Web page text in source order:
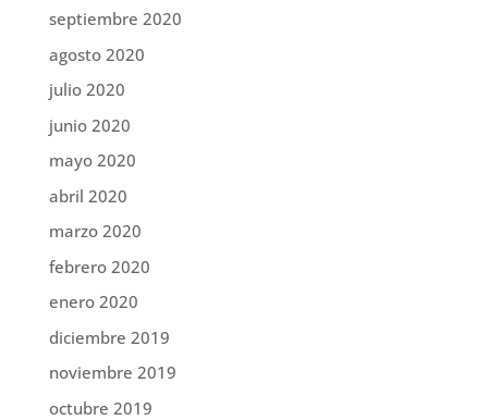
septiembre 2020
agosto 2020
julio 2020
junio 2020
mayo 2020
abril 2020
marzo 2020
febrero 2020
enero 2020
diciembre 2019
noviembre 2019
octubre 2019